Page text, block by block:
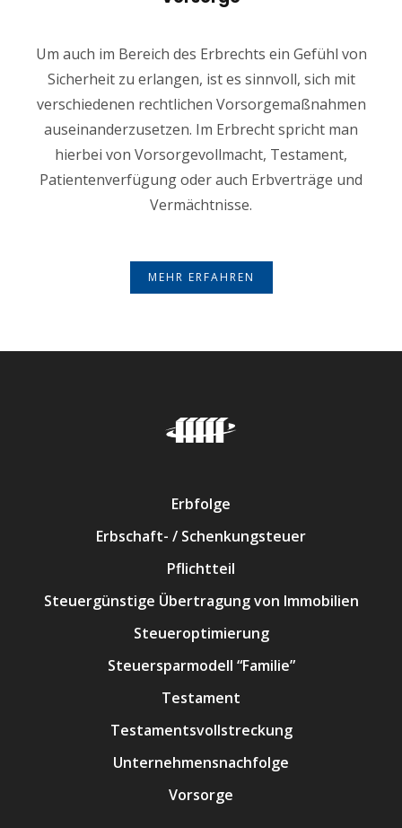
Um auch im Bereich des Erbrechts ein Gefühl von
Sicherheit zu erlangen, ist es sinnvoll, sich mit
verschiedenen rechtlichen Vorsorgemaßnahmen
auseinanderzusetzen. Im Erbrecht spricht man
hierbei von Vorsorgevollmacht, Testament,
Patientenverfügung oder auch Erbverträge und
Vermächtnisse.
MEHR ERFAHREN
Erbfolge
Erbschaft- / Schenkungsteuer
Pflichtteil
Steuergünstige Übertragung von Immobilien
Steueroptimierung
Steuersparmodell “Familie”
Testament
Testamentsvollstreckung
Unternehmensnachfolge
Vorsorge